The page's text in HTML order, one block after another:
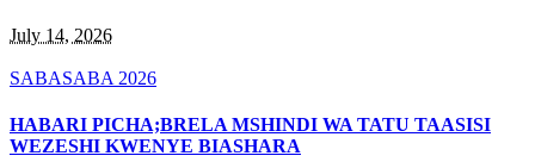
July 14, 2026
SABASABA 2026
HABARI PICHA;BRELA MSHINDI WA TATU TAASISI
WEZESHI KWENYE BIASHARA